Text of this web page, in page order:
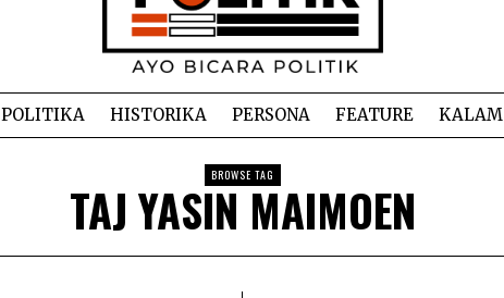
POLITIKA HISTORIKA PERSONA FEATURE KALAM
BROWSE TAG
TAJ YASIN MAIMOEN